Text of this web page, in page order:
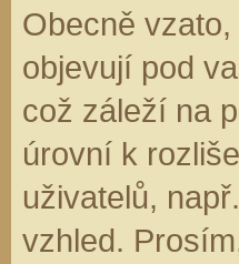
Obecně
objevují pod
což záleží na
úrovní k
uživatelů,
vzhled.